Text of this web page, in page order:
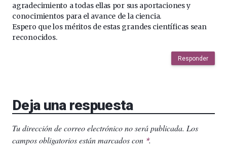
agradecimiento a todas ellas por sus aportaciones y
conocimientos para el avance de la ciencia.
Espero que los méritos de estas grandes científicas sean
reconocidos.
Responder
Deja una respuesta
Tu dirección de correo electrónico no será publicada. Los
campos obligatorios están marcados con *.